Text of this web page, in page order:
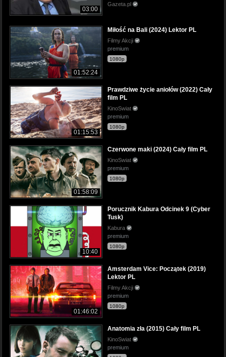
03:00
Gazeta.pl
01:52:24
Miłość na Bali (2024) Lektor PL
Filmy Akcji
premium
1080p
01:15:53
Prawdziwe życie aniołów (2022) Cały
film PL
KinoSwiat
premium
1080p
01:58:09
Czerwone maki (2024) Cały film PL
KinoSwiat
premium
1080p
10:40
Porucznik Kabura Odcinek 9 (Cyber
Tusk)
Kabura
premium
1080p
01:46:02
Amsterdam Vice: Początek (2019)
Lektor PL
Filmy Akcji
premium
1080p
Anatomia zła (2015) Cały film PL
KinoSwiat
premium